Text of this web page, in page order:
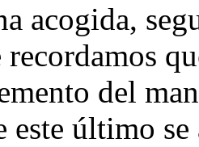
acogida,
del
este último